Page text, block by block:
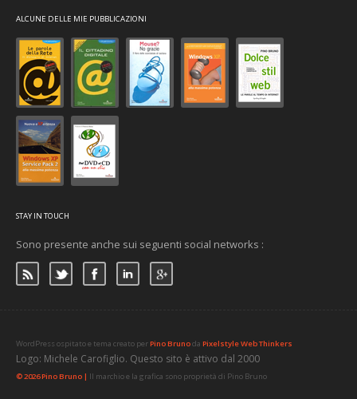
ALCUNE DELLE MIE PUBBLICAZIONI
STAY IN TOUCH
Sono presente anche sui seguenti social networks :
WordPress ospitato e tema creato perPino Brunoda Pixelstyle Web Thinkers
Logo: Michele Carofiglio. Questo sito è attivo dal 2000
© 2026 Pino Bruno | Il marchio e la grafica sono proprietà di Pino Bruno